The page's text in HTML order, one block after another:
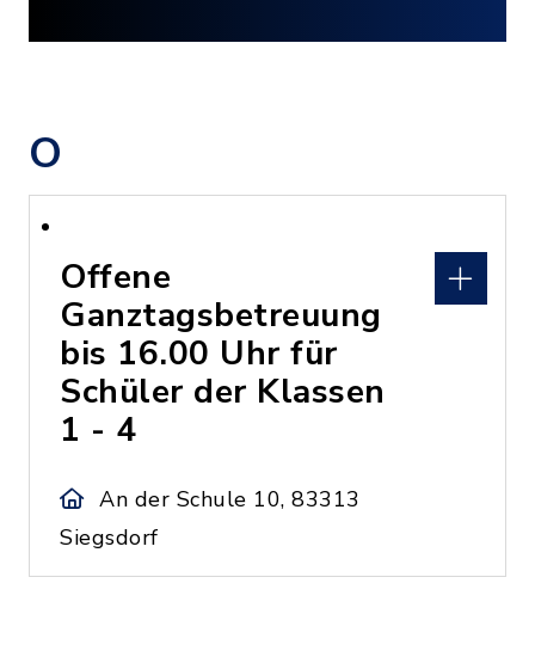
O
Offene
Ganztagsbetreuung
bis 16.00 Uhr für
Schüler der Klassen
1 - 4
An der Schule 10, 83313
Siegsdorf